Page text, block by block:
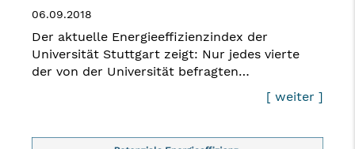
06.09.2018
Der aktuelle Energieeffizienzindex der
Universität Stuttgart zeigt: Nur jedes vierte
der von der Universität befragten…
[ weiter ]